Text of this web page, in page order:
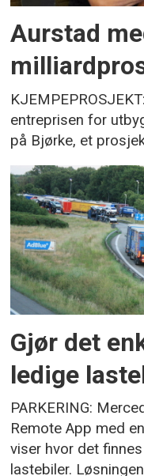
Aurstad
entreprisen for
på Bjørke, et
Gjør det
ledige
PARKERING:
Remote App med
viser hvor det
lastebiler.